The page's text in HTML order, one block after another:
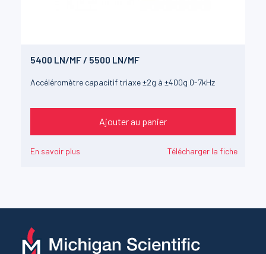
5400 LN/MF / 5500 LN/MF
Accéléromètre capacitif triaxe ±2g à ±400g 0-7kHz
Ajouter au panier
En savoir plus Télécharger la fiche